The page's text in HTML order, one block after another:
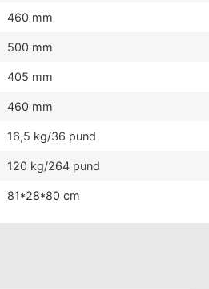
460 mm
500 mm
405 mm
460 mm
16,5 kg/36 pund
120 kg/264 pund
81*28*80 cm